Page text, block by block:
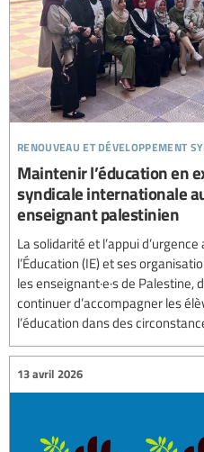
renouveau et développement
Maintenir l’éducation en
syndicale internationale
enseignant palestinien
La solidarité et l’appui
l’Éducation (IE) et ses
les enseignant·e·s de Palestine,
continuer d’accompagner les
l’éducation dans des
13 avril 2026